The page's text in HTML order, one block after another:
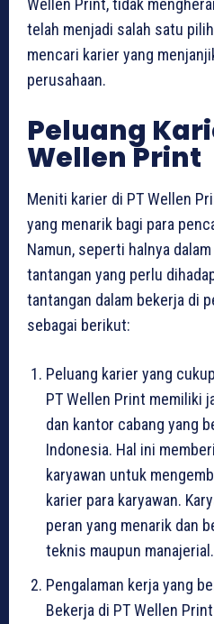
Wellen Print, tidak
telah menjadi salah satu
mencari karier yang
perusahaan.
Peluang
Wellen Print
Meniti karier di PT Wellen
yang menarik bagi para
Namun, seperti halnya
tantangan yang perlu
tantangan dalam bekerja di
sebagai berikut:
Peluang karier yang
PT Wellen Print memiliki
dan kantor cabang yang
Indonesia. Hal ini
karyawan untuk
karier para karyawan.
peran yang menarik dan
teknis maupun manajerial.
Pengalaman kerja yang
Bekerja di PT Wellen